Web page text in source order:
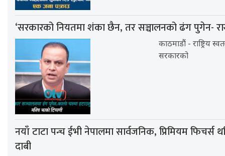
‘सरकारको नियतमा शंका छैन, तर सञ्चालनको ढंग पुगेन-
काठमाडौं - राष्ट्रिय
सरकारको
नयाँ टाटा पन्च ईभी नेपालमा सार्वजनिक, प्रिमियम
दाबी